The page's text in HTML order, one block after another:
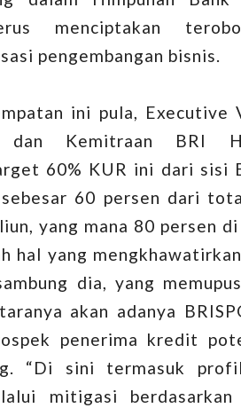
menciptakan
pengembangan bisnis.
ini pula, Executive
Kemitraan BRI
60% KUR ini dari sisi
60 persen dari
yang mana 80 persen
hal yang
dia, yang
akan adanya
penerima kredit
“Di sini termasuk
mitigasi